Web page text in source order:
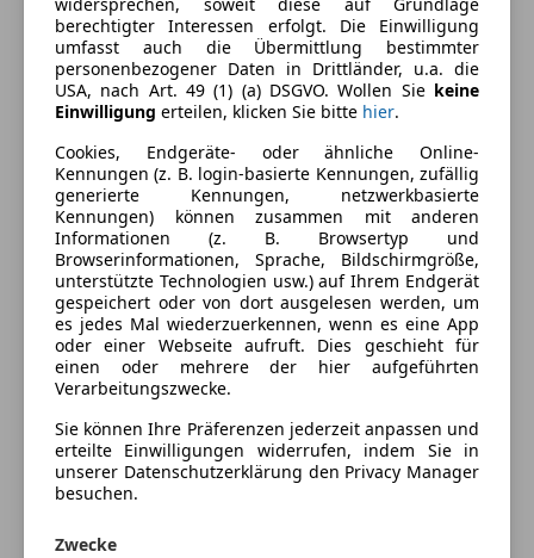
Energieverbrauch
Kraftstoff Benzin
Farbe und Innenausstattung
Außenfarbe
Blau
Lackierung
Farbe der
Innenausstattung
Braun
Innenausstattung
berechtigter Interessen erfolgt. Die Einwilligung
umfasst auch die Übermittlung bestimmter
personenbezogener Daten in Drittländer, u.a. die
USA, nach Art. 49 (1) (a) DSGVO. Wollen Sie keine
Einwilligung erteilen, klicken Sie bitte hier.
Cookies, Endgeräte- oder ähnliche Online-
Kennungen (z. B. login-basierte Kennungen, zufällig
generierte Kennungen, netzwerkbasierte
Kennungen) können zusammen mit anderen
Informationen (z. B. Browsertyp und
Browserinformationen, Sprache, Bildschirmgröße,
unterstützte Technologien usw.) auf Ihrem Endgerät
gespeichert oder von dort ausgelesen werden, um
es jedes Mal wiederzuerkennen, wenn es eine App
oder einer Webseite aufruft. Dies geschieht für
einen oder mehrere der hier aufgeführten
Verarbeitungszwecke.
Sie können Ihre Präferenzen jederzeit anpassen und
erteilte Einwilligungen widerrufen, indem Sie in
unserer Datenschutzerklärung den Privacy Manager
besuchen.
Zwecke